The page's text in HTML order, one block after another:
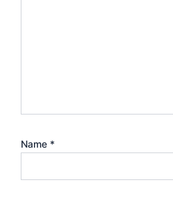
Name *